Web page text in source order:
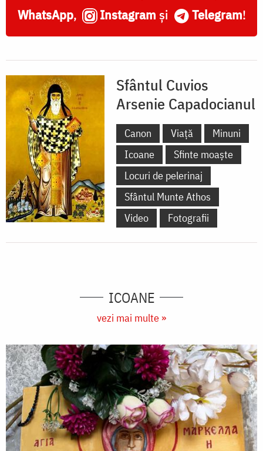
WhatsApp, Instagram și Telegram!
Sfântul Cuvios
Arsenie Capadocianul
Canon Viață
Minuni
Icoane
Sfinte moaște
Locuri de pelerinaj
Sfântul Munte Athos
Video
Fotografii
ICOANE
vezi mai multe »